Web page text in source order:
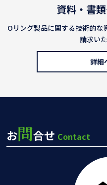
資料・書
Oリング製品に関する技術的
請求い
詳細
お問合せ Contact